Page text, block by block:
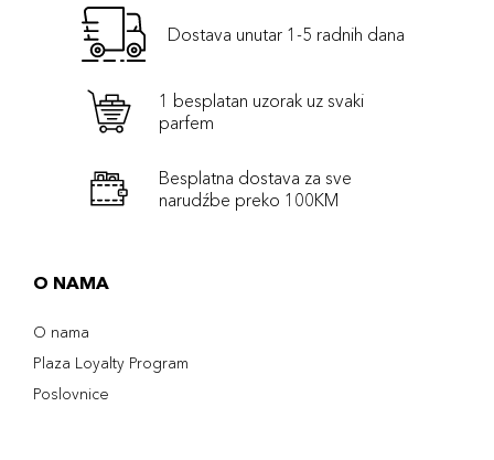
Dostava unutar 1-5 radnih dana
1 besplatan uzorak uz svaki
parfem
Besplatna dostava za sve
narudźbe preko 100KM
O NAMA
O nama
Plaza Loyalty Program
Poslovnice